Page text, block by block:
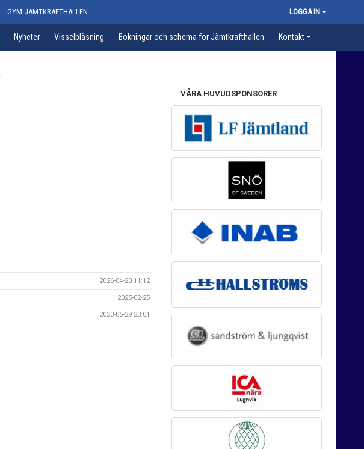
GYM JÄMTKRAFTHALLEN LOGGA IN
Nyheter Visselblåsning Bokningar och schema för Jämtkrafthallen Kontakt
2026-04-20 11:12
2025-02-25
2023-05-29 23:01
VÅRA HUVUDSPONSORER